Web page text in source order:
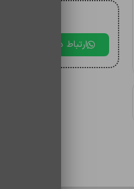
ارتباط در بله